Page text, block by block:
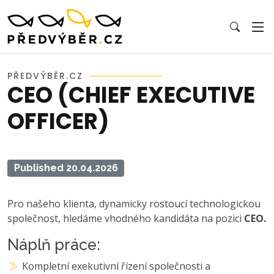
PŘEDVÝBĚR.CZ
CEO (CHIEF EXECUTIVE
OFFICER)
Published 20.04.2026
Pro našeho klienta, dynamicky rostoucí technologickou
společnost, hledáme vhodného kandidáta na pozici CEO.
Náplň práce:
Kompletní exekutivní řízení společnosti a